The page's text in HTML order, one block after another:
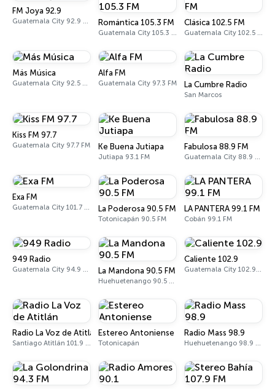
FM Joya 92.9
Guatemala City 92.9 FM Romántica 105.3 FM
Guatemala City 105.3 FM
Clásica 102.5 FM
Guatemala City 102.5 FM
Más Música
Guatemala City 92.5 FM
Alfa FM
Guatemala City 97.3 FM La Cumbre Radio
San Marcos
Kiss FM 97.7
Guatemala City 97.7 FM Ke Buena Jutiapa
Jutiapa 93.1 FM
Fabulosa 88.9 FM
Guatemala City 88.9 FM
Exa FM
Guatemala City 101.7 FM La Poderosa 90.5 FM
Totonicapán 90.5 FM
LA PANTERA 99.1 FM
Cobán 99.1 FM
949 Radio
Guatemala City 94.9 FM La Mandona 90.5 FM
Huehuetenango 90.5 FM
Caliente 102.9
Guatemala City 102.9 FM
Radio La Voz de Atitlán
Santiago Atitlán 101.9 FM
Estereo Antoniense
Totonicapán
Radio Mass 98.9
Huehuetenango 98.9 FM